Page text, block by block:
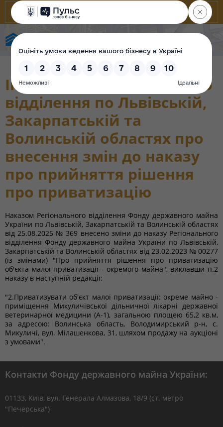
Інформація регіонального
відділення по Львівській,
Закарпатській та
Волинській областях про
внесення змін до наказу
про прийняття рішення
про приватизацію
Наказом Регіонального відділення Фонду державного майна
України по Львівській, Закарпатській та Волинській областях
від 25.08.2025 № 369 внесено зміни до наказу Регіонального
відділення Фонду державного майна України по Львівській,
Закарпатській та Волинській областях від 23.02.2023 № 00277
(із змінами) "Про прийняття рішення про приватизацію
об'єкта малої приватизації - окремого майна", виклавши п.2
наказу в наступній редакції:
"2.Приватизувати об'єкт малої приватизації: окреме майно -
приміщення Микуличівської дільничної лікарні державної
ветеринарної медицини (А-1), загальною площею 65,2 кв.м,
за адресою: Волинська область, Володимирський р-н, с.
Микуличі, вул. Мілашенкова, 31, шляхом продажу на аукціоні
з умовами".
Контакти Фонду державного майна України:
01133, Kиїв, вул. Генерала Алмазова, 18/9 (ст. метро
"Печерська")